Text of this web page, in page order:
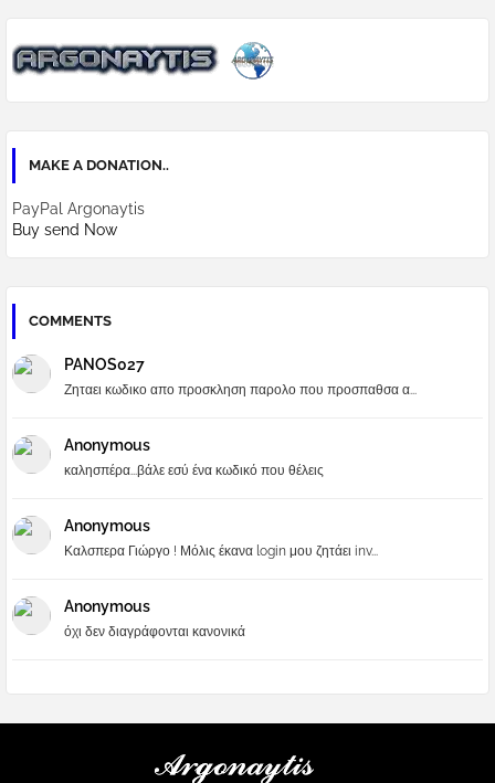
MAKE A DONATION..
PayPal Argonaytis
Buy send Now
COMMENTS
PANOS027
Ζηταει κωδικο απο προσκληση παρολο που προσπαθσα α...
Anonymous
καλησπέρα...βάλε εσύ ένα κωδικό που θέλεις
Anonymous
Καλσπερα Γιώργο ! Μόλις έκανα login μου ζητάει inv...
Anonymous
όχι δεν διαγράφονται κανονικά